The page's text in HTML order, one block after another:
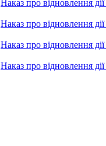
Наказ про відновлення
Наказ про відновлення
Наказ про відновлення
Наказ про відновлення